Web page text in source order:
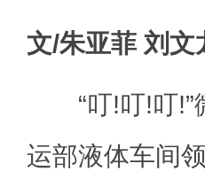
文/朱亚菲 刘文
“叮!叮!叮!”
运部液体车间